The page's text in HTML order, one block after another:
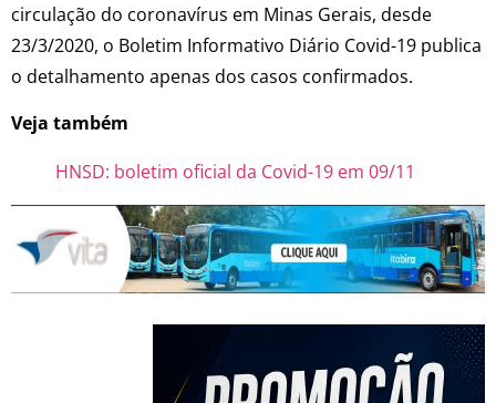
circulação do coronavírus em Minas Gerais, desde
23/3/2020, o Boletim Informativo Diário Covid-19 publica
o detalhamento apenas dos casos confirmados.
Veja também
HNSD: boletim oficial da Covid-19 em 09/11